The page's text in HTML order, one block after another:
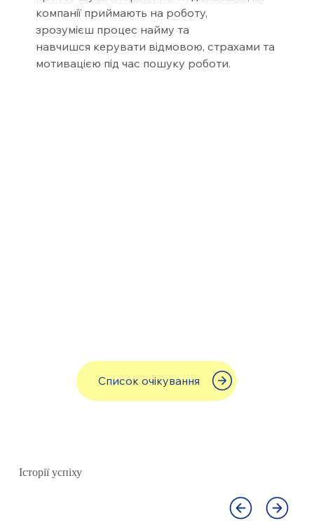
компанії приймають на роботу,
зрозумієш процес найму та
навчишся керувати відмовою, страхами та
мотивацією під час пошуку роботи.
Список очікування
Історії успіху